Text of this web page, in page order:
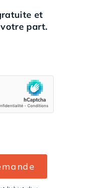
et
part.